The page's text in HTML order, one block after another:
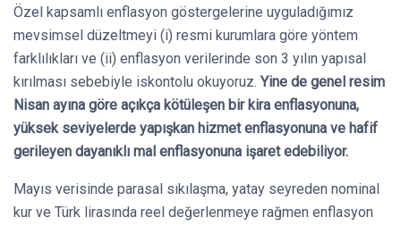
Özel kapsamlı enflasyon göstergelerine uyguladığımız
mevsimsel düzeltmeyi (i) resmi kurumlara göre yöntem
farklılıkları ve (ii) enflasyon verilerinde son 3 yılın yapısal
kırılması sebebiyle iskontolu okuyoruz. Yine de genel resim
Nisan ayına göre açıkça kötüleşen bir kira enflasyonuna,
yüksek seviyelerde yapışkan hizmet enflasyonuna ve hafif
gerileyen dayanıklı mal enflasyonuna işaret edebiliyor.
Mayıs verisinde parasal sıkılaşma, yatay seyreden nominal
kur ve Türk lirasında reel değerlenmeye rağmen enflasyon